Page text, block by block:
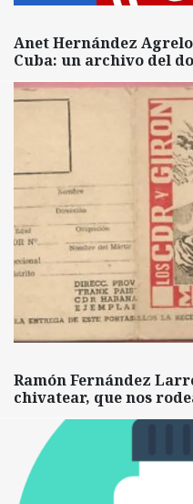
Anet Hernández
Cuba: un archivo del
Ramón Fernández
chivatear, que nos